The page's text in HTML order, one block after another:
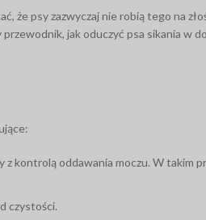
jest dla
psy zazwyczaj nie robią tego na
jak oduczyć psa sikania w
kontrolą oddawania moczu. W takim
czystości.